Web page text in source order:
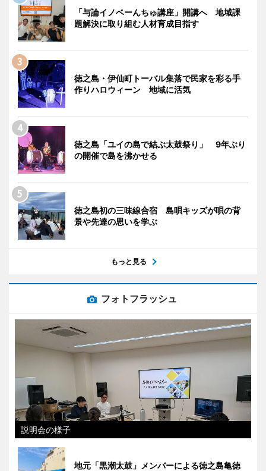
「与論イノベーんちゅ講座」開講へ 地域課
題解決に取り組む人材育成目指す
徳之島・伊仙町トーバル集落で民家を彩る手
作りハロウィーン 地域に活気
徳之島「ユイの島で結ぶ太鼓祭り」 9年ぶり
の開催で島を沸かせる
徳之島初の三味線合宿 島唄キッズが唄の背
景や先達の思いを学ぶ
もっと見る
フォトフラッシュ
説明会の様子
地元「黒潮太鼓」メンバーによる徳之島亀徳